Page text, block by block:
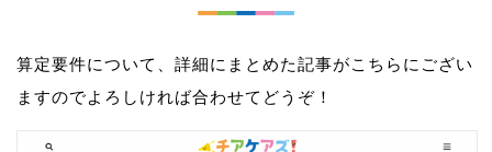
算定要件について、詳細にまとめた記事がこちらにござい
ますのでよろしければ合わせてどうぞ！